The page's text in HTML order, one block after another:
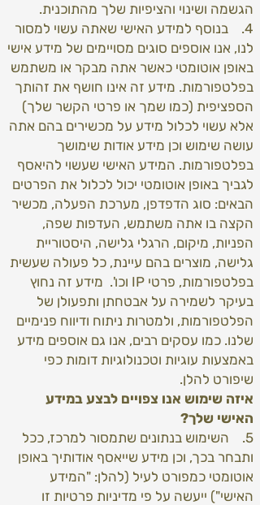
הגשמה ושינוי והציפיות שלך מהתוכנית.
4. בנוסף למידע האישי שאתה עשוי למסור
לנו, אנו אוספים סוגים מסויימים של מידע אישי
באופן אוטומטי כאשר אתה מבקר או משתמש
בפלטפורמות. מידע זה אינו חושף את זהותך
הספציפית (כמו שמך או פרטי הקשר שלך)
אלא עשוי לכלול מידע על מכשירים בהם אתה
עושה שימוש וכן מידע אודות שימושך
בפלטפורמות. המידע האישי שעשוי להיאסף
לגביך באופן אוטומטי יכול לכלול את הפרטים
הבאים: סוג הדפדפן, מערכת הפעלה, מכשיר
הקצה בו אתה משתמש, העדפות שפה,
הפניות, מיקום, הרגלי גלישה, היסטוריית
גלישה, מוצרים בהם עיינת, כל פעולה שעשית
בפלטפורמות, פרטי IP וכו'. מידע זה נחוץ
בעיקר לשמירה על אבטחתן ותפעולן של
הפלטפורמות, ולמטרות ניתוח ודיווח פנימיים
שלנו. כמו עסקים רבים, אנו גם אוספים מידע
באמצעות עוגיות וטכנולוגיות דומות כפי
שיפורט להלן.
איזה שימוש אנו צפויים לבצע במידע
האישי שלך?
5. השימוש בנתונים שתמסור למרכז, ככל
ותבחר בכך, וכן מידע שייאסף אודותיך באופן
אוטומטי כמפורט לעיל (להלן: "המידע
האישי") ייעשה על פי מדיניות פרטיות זו